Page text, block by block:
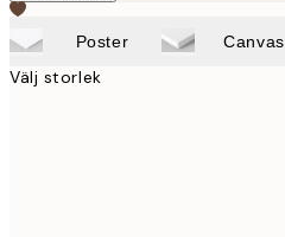
Poster Canvas
Välj storlek